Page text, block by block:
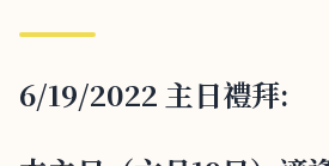
6/19/2022 主日禮拜: